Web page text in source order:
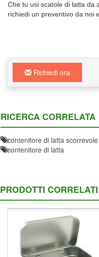
Che tu usi scatole di latta da
richiedi un preventivo da noi
Richiedi ora
RICERCA CORRELATA
contenitore di latta scorrevole
contenitore di latta
PRODOTTI CORRELATI